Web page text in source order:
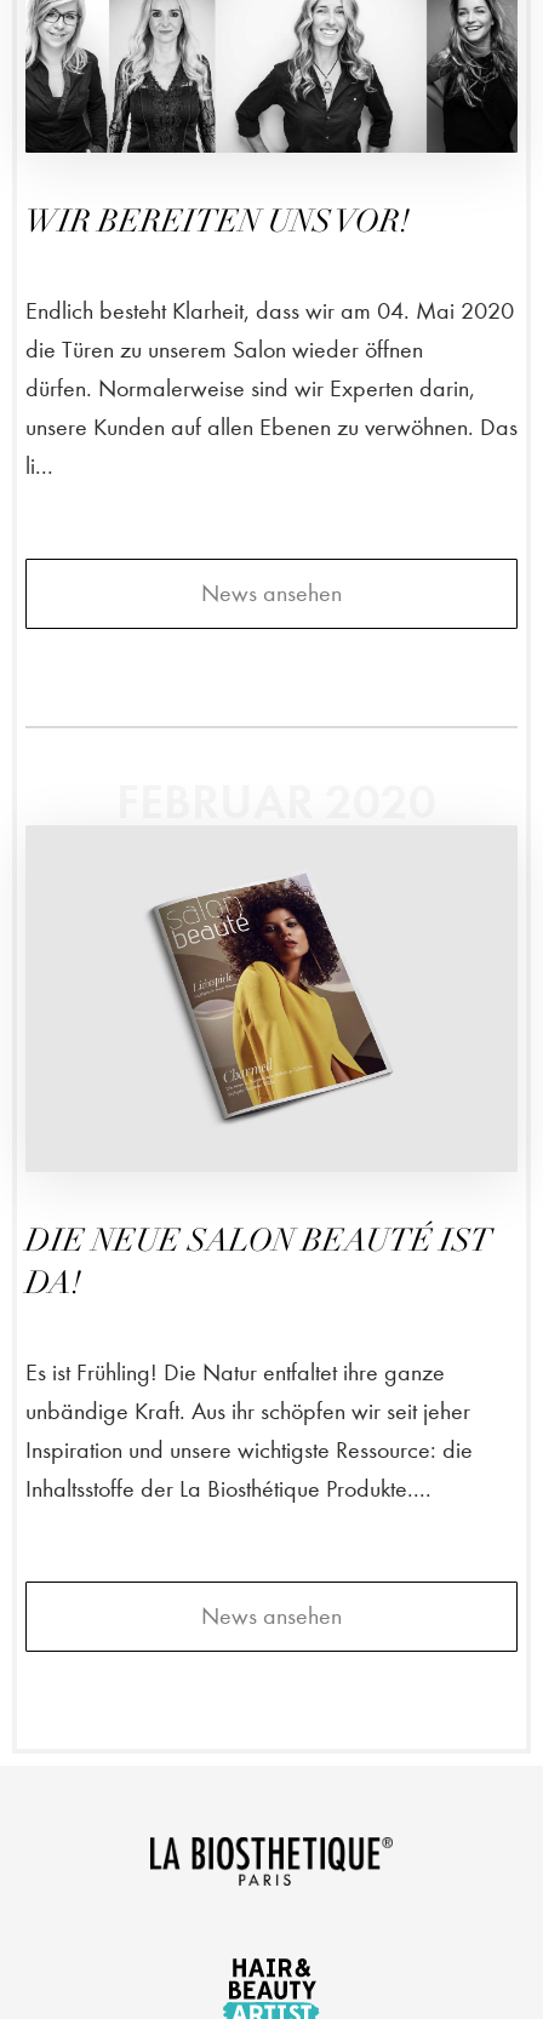
WIR BEREITEN UNS VOR!
Endlich besteht Klarheit, dass wir am 04. Mai 2020
die Türen zu unserem Salon wieder öffnen
dürfen. Normalerweise sind wir Experten darin,
unsere Kunden auf allen Ebenen zu verwöhnen. Das
li...
News ansehen
DIE NEUE SALON BEAUTÉ IST
DA!
Es ist Frühling! Die Natur entfaltet ihre ganze
unbändige Kraft. Aus ihr schöpfen wir seit jeher
Inspiration und unsere wichtigste Ressource: die
Inhaltsstoffe der La Biosthétique Produkte....
News ansehen